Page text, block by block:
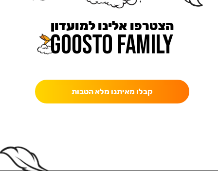
הצטרפו אלינו למועדון
קבלו מאיתנו מלא הטבות